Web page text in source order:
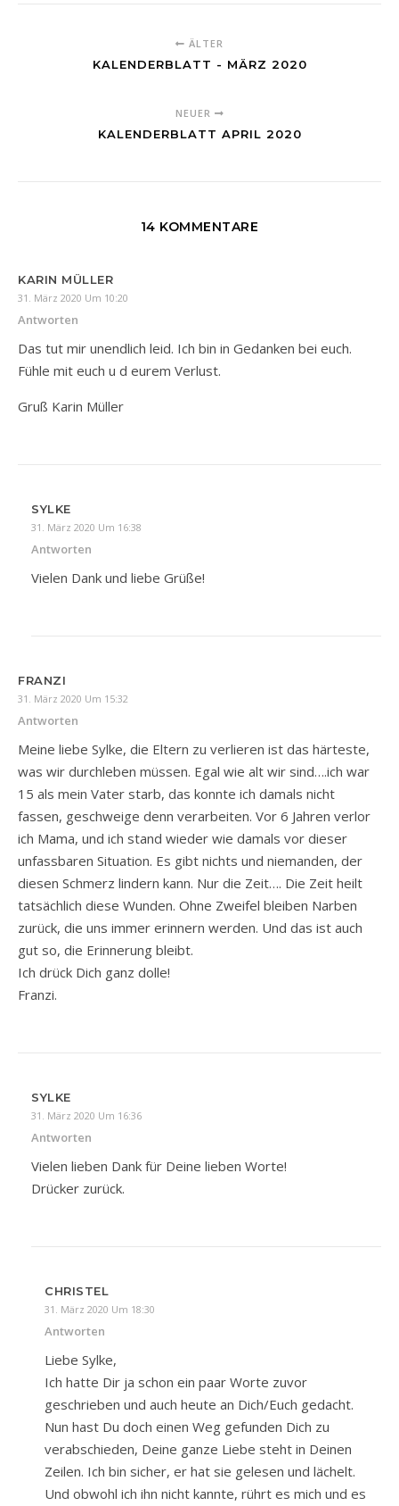
ÄLTER
KALENDERBLATT - MÄRZ 2020
NEUER
KALENDERBLATT APRIL 2020
14 KOMMENTARE
KARIN MÜLLER
31. März 2020 Um 10:20
Antworten
Das tut mir unendlich leid. Ich bin in Gedanken bei euch.
Fühle mit euch u d eurem Verlust.
Gruß Karin Müller
SYLKE
31. März 2020 Um 16:38
Antworten
Vielen Dank und liebe Grüße!
FRANZI
31. März 2020 Um 15:32
Antworten
Meine liebe Sylke, die Eltern zu verlieren ist das härteste,
was wir durchleben müssen. Egal wie alt wir sind….ich war
15 als mein Vater starb, das konnte ich damals nicht
fassen, geschweige denn verarbeiten. Vor 6 Jahren verlor
ich Mama, und ich stand wieder wie damals vor dieser
unfassbaren Situation. Es gibt nichts und niemanden, der
diesen Schmerz lindern kann. Nur die Zeit…. Die Zeit heilt
tatsächlich diese Wunden. Ohne Zweifel bleiben Narben
zurück, die uns immer erinnern werden. Und das ist auch
gut so, die Erinnerung bleibt.
Ich drück Dich ganz dolle!
Franzi.
SYLKE
31. März 2020 Um 16:36
Antworten
Vielen lieben Dank für Deine lieben Worte!
Drücker zurück.
CHRISTEL
31. März 2020 Um 18:30
Antworten
Liebe Sylke,
Ich hatte Dir ja schon ein paar Worte zuvor
geschrieben und auch heute an Dich/Euch gedacht.
Nun hast Du doch einen Weg gefunden Dich zu
verabschieden, Deine ganze Liebe steht in Deinen
Zeilen. Ich bin sicher, er hat sie gelesen und lächelt.
Und obwohl ich ihn nicht kannte, rührt es mich und es